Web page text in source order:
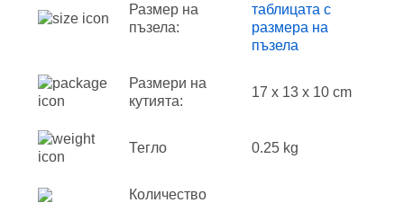
Размер на
пъзела:
таблицата с
размера на
пъзела
Размери на
кутията:
17 x 13 x 10 cm
Тегло 0.25 kg
Количество